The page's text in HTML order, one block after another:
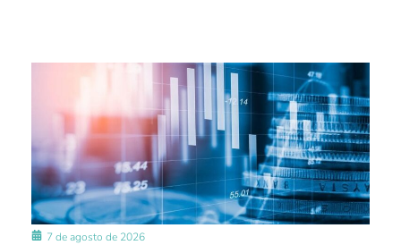
7 de agosto de 2026